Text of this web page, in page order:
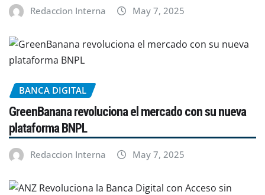
Redaccion Interna May 7, 2025
BANCA DIGITAL
GreenBanana revoluciona el mercado con su nueva
plataforma BNPL
Redaccion Interna May 7, 2025